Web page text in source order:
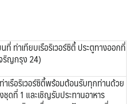
ที่ ท่าเทียบเรือริเวอร์ซิตี้ ประตูทางออกที่
ริญกรุง 24)
เรือริเวอร์ซิตี้พร้อมต้อนรับทุกท่านด้วย
ดที่ 1 และเชิญรับประทานอาหาร